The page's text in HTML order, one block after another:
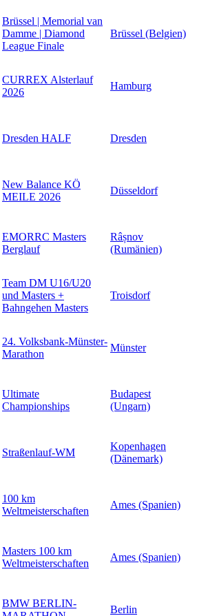
Brüssel | Memorial van
Damme | Diamond
League Finale
Brüssel (Belgien)
CURREX Alsterlauf
2026
Hamburg
Dresden HALF Dresden
New Balance KÖ
MEILE 2026
Düsseldorf
EMORRC Masters
Berglauf
Râșnov
(Rumänien)
Team DM U16/U20
und Masters +
Bahngehen Masters
Troisdorf
24. Volksbank-Münster-
Marathon
Münster
Ultimate
Championships
Budapest
(Ungarn)
Straßenlauf-WM
Kopenhagen
(Dänemark)
100 km
Weltmeisterschaften
Ames (Spanien)
Masters 100 km
Weltmeisterschaften
Ames (Spanien)
BMW BERLIN-
Berlin